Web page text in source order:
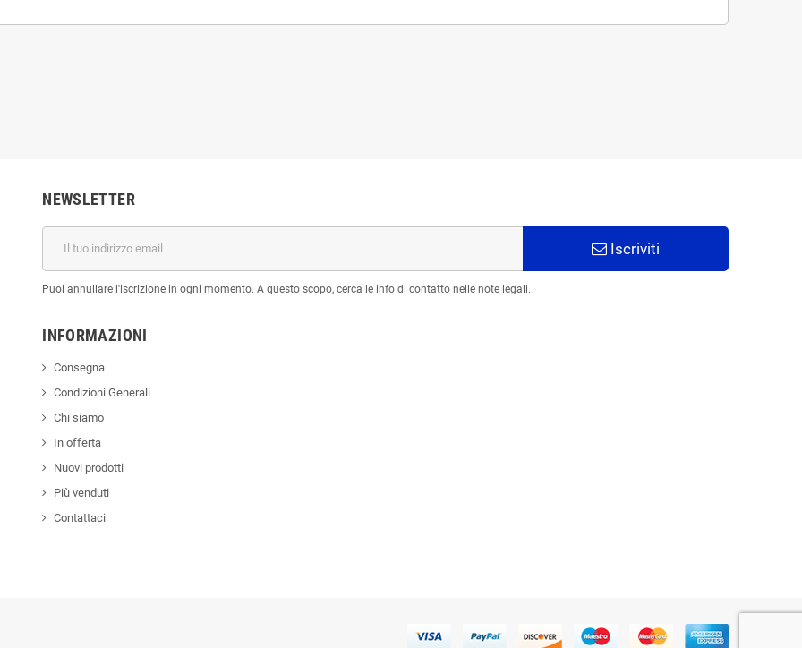
NEWSLETTER
Iscriviti
Puoi annullare l'iscrizione in ogni momento. A questo scopo, cerca le info di contatto nelle note legali.
INFORMAZIONI
Consegna
Condizioni Generali
Chi siamo
In offerta
Nuovi prodotti
Più venduti
Contattaci